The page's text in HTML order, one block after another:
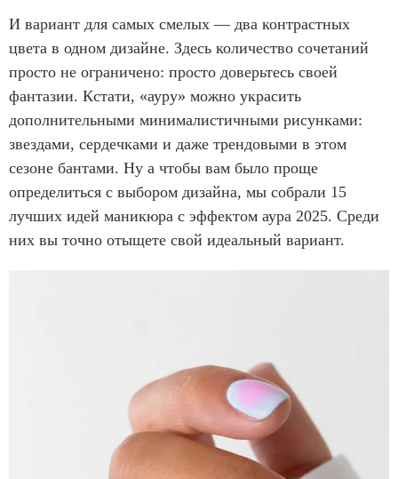
И вариант для самых смелых — два контрастных
цвета в одном дизайне. Здесь количество сочетаний
просто не ограничено: просто доверьтесь своей
фантазии. Кстати, «ауру» можно украсить
дополнительными минималистичными рисунками:
звездами, сердечками и даже трендовыми в этом
сезоне бантами. Ну а чтобы вам было проще
определиться с выбором дизайна, мы собрали 15
лучших идей маникюра с эффектом аура 2025. Среди
них вы точно отыщете свой идеальный вариант.